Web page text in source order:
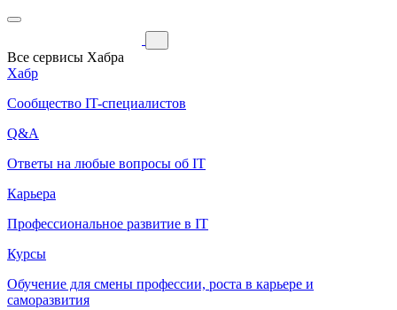
Все сервисы Хабра
Хабр
Сообщество IT-специалистов
Q&A
Ответы на любые вопросы об IT
Карьера
Профессиональное развитие в IT
Курсы
Обучение для смены профессии, роста в карьере и
саморазвития